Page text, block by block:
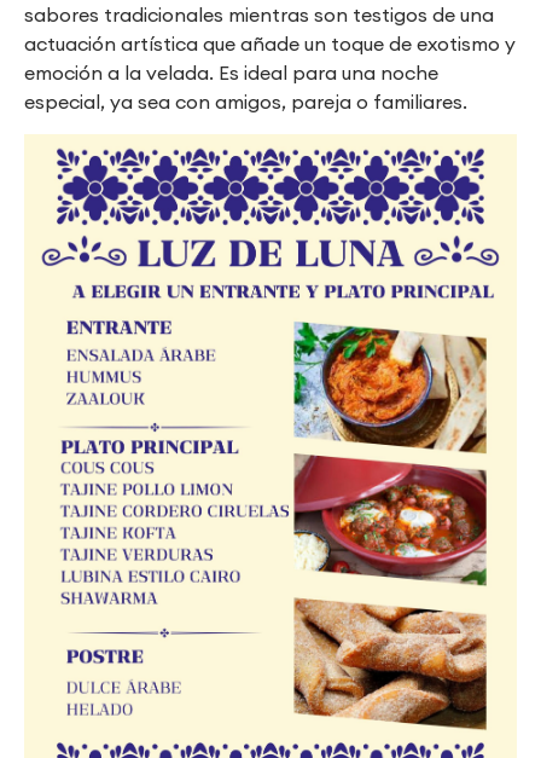
sabores tradicionales mientras son testigos de una
actuación artística que añade un toque de exotismo y
emoción a la velada. Es ideal para una noche
especial, ya sea con amigos, pareja o familiares.